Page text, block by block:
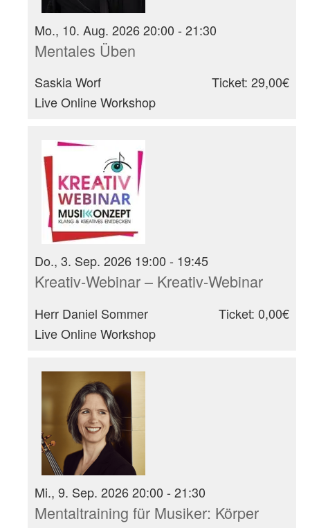
Mo., 10. Aug. 2026 20:00 - 21:30
Mentales Üben
Saskia Worf
Live Online Workshop
Ticket: 29,00€
Do., 3. Sep. 2026 19:00 - 19:45
Kreativ-Webinar – Kreativ-Webinar
Herr Daniel Sommer
Live Online Workshop
Ticket: 0,00€
Mi., 9. Sep. 2026 20:00 - 21:30
Mentaltraining für Musiker: Körper